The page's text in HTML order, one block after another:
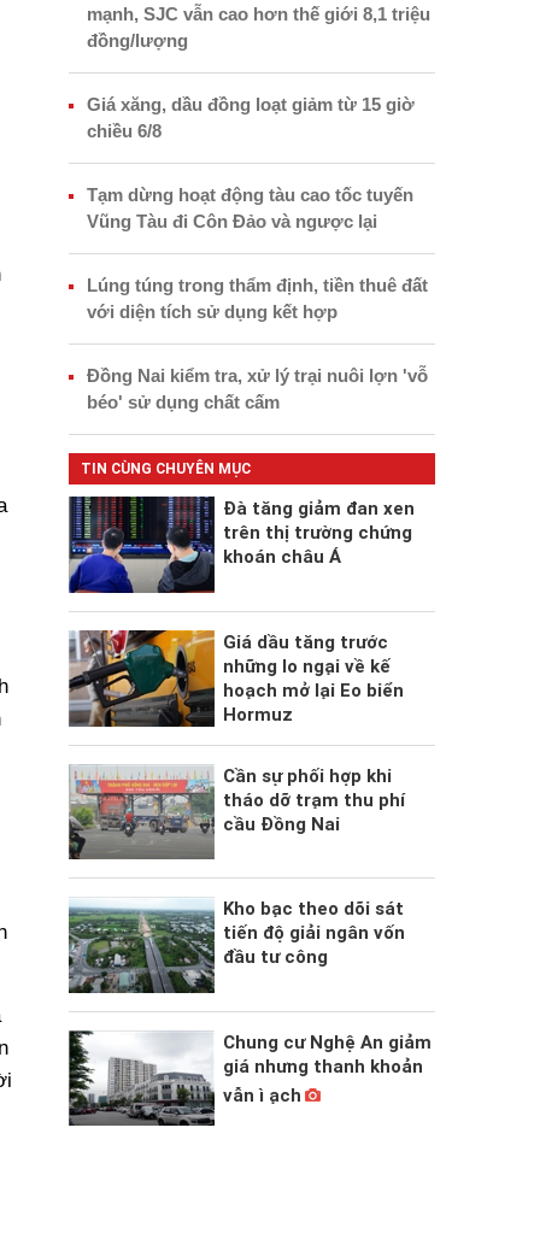
mạnh, SJC vẫn cao hơn thế giới 8,1 triệu
đồng/lượng
Giá xăng, dầu đồng loạt giảm từ 15 giờ
chiều 6/8
Tạm dừng hoạt động tàu cao tốc tuyến
Vũng Tàu đi Côn Đảo và ngược lại
Lúng túng trong thẩm định, tiền thuê đất
với diện tích sử dụng kết hợp
Đồng Nai kiểm tra, xử lý trại nuôi lợn 'vỗ
béo' sử dụng chất cấm
TIN CÙNG CHUYÊN MỤC
Đà tăng giảm đan xen
trên thị trường chứng
khoán châu Á
Giá dầu tăng trước
những lo ngại về kế
hoạch mở lại Eo biển
Hormuz
Cần sự phối hợp khi
tháo dỡ trạm thu phí
cầu Đồng Nai
Kho bạc theo dõi sát
tiến độ giải ngân vốn
đầu tư công
Chung cư Nghệ An giảm
giá nhưng thanh khoản
vẫn ì ạch